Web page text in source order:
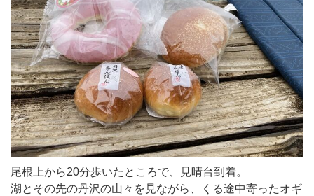
尾根上から20分歩いたところで、見晴台到着。
湖とその先の丹沢の山々を見ながら、くる途中寄ったオギ